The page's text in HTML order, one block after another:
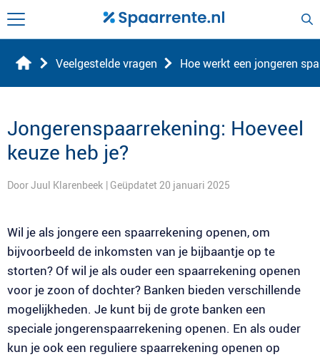
Veelgestelde vragen Hoe werkt een jongeren
Jongerenspaarrekening: Hoeveel
keuze heb je?
Door Juul Klarenbeek | Geüpdatet 20 januari 2025
Wil je als jongere een spaarrekening openen, om
bijvoorbeeld de inkomsten van je bijbaantje op te
storten? Of wil je als ouder een spaarrekening openen
voor je zoon of dochter? Banken bieden verschillende
mogelijkheden. Je kunt bij de grote banken een
speciale jongerenspaarrekening openen. En als ouder
kun je ook een reguliere spaarrekening openen op